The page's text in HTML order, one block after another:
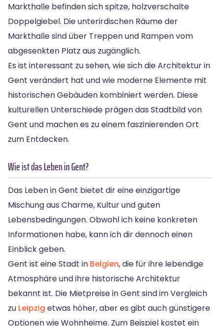
Markthalle befinden sich spitze, holzverschalte
Doppelgiebel. Die unterirdischen Räume der
Markthalle sind über Treppen und Rampen vom
abgesenkten Platz aus zugänglich.
Es ist interessant zu sehen, wie sich die Architektur in
Gent verändert hat und wie moderne Elemente mit
historischen Gebäuden kombiniert werden. Diese
kulturellen Unterschiede prägen das Stadtbild von
Gent und machen es zu einem faszinierenden Ort
zum Entdecken.
Wie ist das Leben in Gent?
Das Leben in Gent bietet dir eine einzigartige
Mischung aus Charme, Kultur und guten
Lebensbedingungen. Obwohl ich keine konkreten
Informationen habe, kann ich dir dennoch einen
Einblick geben.
Gent ist eine Stadt in Belgien, die für ihre lebendige
Atmosphäre und ihre historische Architektur
bekannt ist. Die Mietpreise in Gent sind im Vergleich
zu Leipzig etwas höher, aber es gibt auch günstigere
Optionen wie Wohnheime. Zum Beispiel kostet ein